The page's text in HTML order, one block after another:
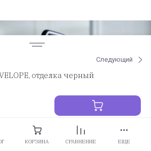
Следующий
отделка черный
Заказать
КОРЗИНА СРАВНЕНИЕ ЕЩЕ